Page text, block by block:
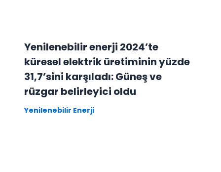
Yenilenebilir enerji 2024’te
küresel elektrik üretiminin yüzde
31,7’sini karşıladı: Güneş ve
rüzgar belirleyici oldu
Yenilenebilir Enerji